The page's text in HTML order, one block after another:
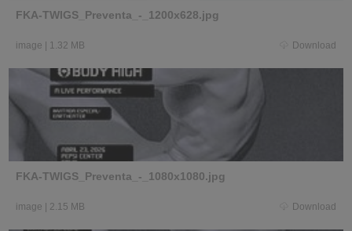
FKA-TWIGS_Preventa_-_1200x628.jpg
image | 1.32 MB Download
FKA-TWIGS_Preventa_-_1080x1080.jpg
image | 2.15 MB Download